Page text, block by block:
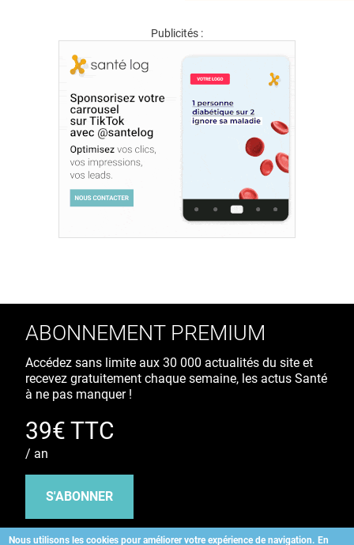
Publicités :
Nous utilisons les cookies pour améliorer votre expérience de navigation. En
ABONNEMENT PREMIUM
Accédez sans limite aux 30 000 actualités du site et
recevez gratuitement chaque semaine, les actus Santé
à ne pas manquer !
39€ TTC
/ an
S'ABONNER